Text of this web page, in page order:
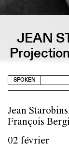
JEAN
SPOKEN
Jean
François
02 février